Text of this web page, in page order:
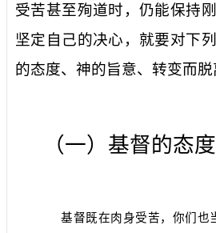
受苦甚至殉道时，仍能保持
坚定自己的决心，就要对下
的态度、神的旨意、转变而脱
（一）基督的态
基督既在肉身受苦，你们也